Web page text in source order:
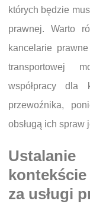
których będzie
prawnej. Warto
kancelarie
transportowej
współpracy dla
przewoźnika,
obsługą ich spraw
za usługi